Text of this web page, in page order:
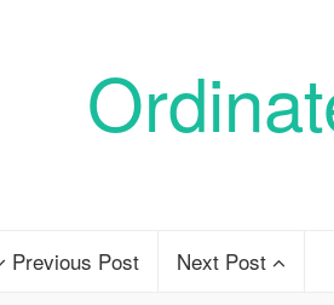
Previous Post Next Post